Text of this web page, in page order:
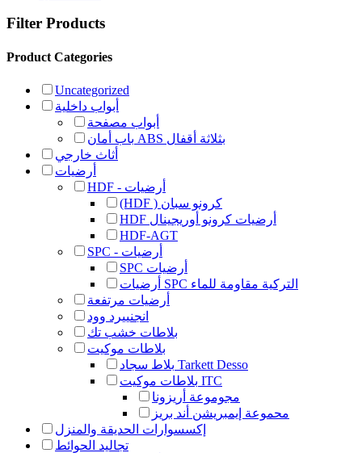
Filter Products
Product Categories
Uncategorized
أبواب داخلية
أبواب مصفحة
باب أمان ABS بثلاثة أقفال
أثاث خارجي
أرضيات
HDF - أرضيات
(HDF ) كرونو سبان
HDF أرضيات كرونو أوريجينال
HDF-AGT
SPC - أرضيات
SPC أرضيات
أرضيات SPC التركية مقاومة للماء
أرضيات مرتفعة
انجنييرد وود
بلاطات خشب تك
بلاطات موكيت
بلاط سجاد Tarkett Desso
بلاطات موكيت ITC
مجوموعة أريزونا
محموعة إيمبريشن أند بريز
إكسسوارات الحديقة والمنزل
تجاليد الحوائط